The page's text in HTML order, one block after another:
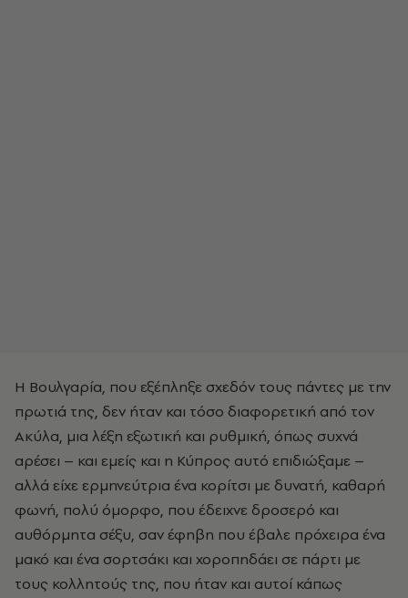
Η Βουλγαρία, που εξέπληξε σχεδόν τους πάντες με την
πρωτιά της, δεν ήταν και τόσο διαφορετική από τον
Ακύλα, μια λέξη εξωτική και ρυθμική, όπως συχνά
αρέσει – και εμείς και η Κύπρος αυτό επιδιώξαμε –
αλλά είχε ερμηνεύτρια ένα κορίτσι με δυνατή, καθαρή
φωνή, πολύ όμορφο, που έδειχνε δροσερό και
αυθόρμητα σέξυ, σαν έφηβη που έβαλε πρόχειρα ένα
μακό και ένα σορτσάκι και χοροπηδάει σε πάρτι με
τους κολλητούς της, που ήταν και αυτοί κάπως